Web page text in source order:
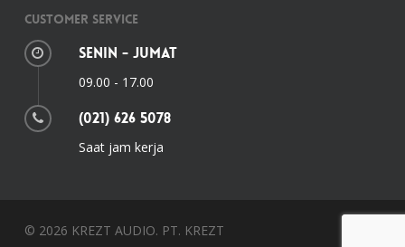
Customer Service
Senin - Jumat
09.00 - 17.00
(021) 626 5078
Saat jam kerja
© 2026 KREZT AUDIO. PT. KREZT